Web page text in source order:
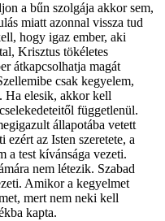
a bűn szolgája akkor sem,
miatt azonnal vissza tud
hogy igaz ember, aki
Krisztus tökéletes
átkapcsolhatja magát
csak kegyelem,
Ha elesik, akkor kell
függetlenül.
állapotába vetett
az Isten szeretete, a
a test kívánsága vezeti.
nem létezik. Szabad
Amikor a kegyelmet
mert nem neki kell
kapta.